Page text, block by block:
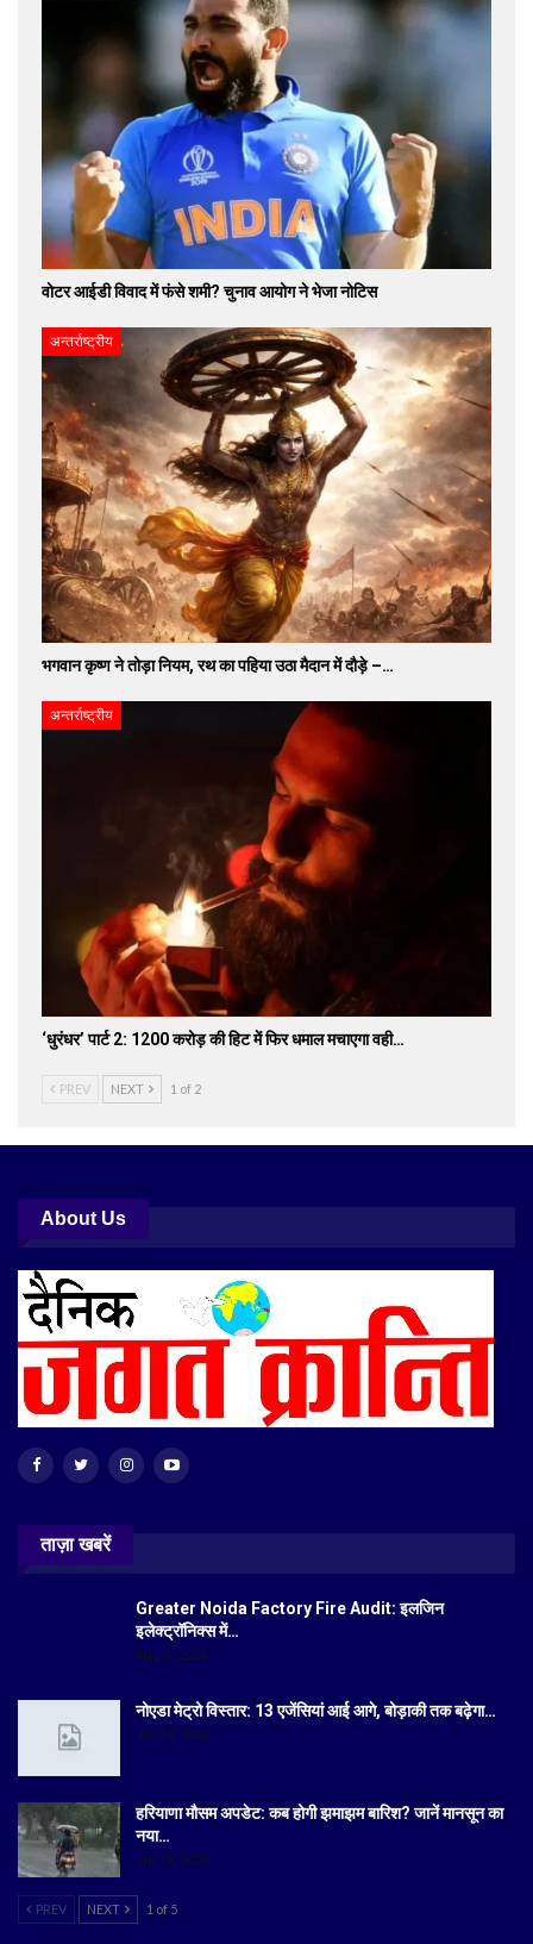
वोटर आईडी विवाद में फंसे शमी? चुनाव आयोग ने भेजा नोटिस
अन्तर्राष्ट्रीय
भगवान कृष्ण ने तोड़ा नियम, रथ का पहिया उठा मैदान में दौड़े –…
अन्तर्राष्ट्रीय
‘धुरंधर’ पार्ट 2: 1200 करोड़ की हिट में फिर धमाल मचाएगा वही…
PREV NEXT 1 of 2
About Us
ताज़ा खबरें
Greater Noida Factory Fire Audit: इलजिन
इलेक्ट्रॉनिक्स में…
Aug 6, 2026
नोएडा मेट्रो विस्तार: 13 एजेंसियां आई आगे, बोड़ाकी तक बढ़ेगा…
Jul 19, 2026
हरियाणा मौसम अपडेट: कब होगी झमाझम बारिश? जानें मानसून का
नया…
Jul 18, 2026
PREV NEXT 1 of 5